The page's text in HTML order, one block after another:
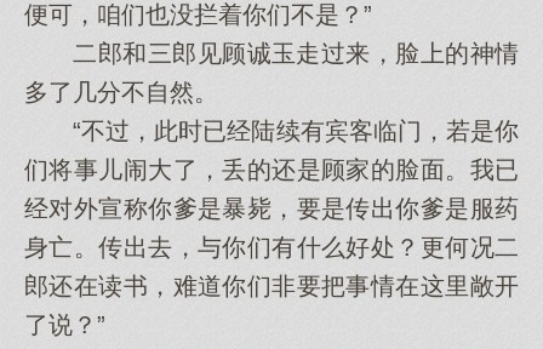
便可，咱们也没拦着你们不是？”
二郎和三郎见顾诚玉走过来，脸上的神情
多了几分不自然。
“不过，此时已经陆续有宾客临门，若是你
们将事儿闹大了，丢的还是顾家的脸面。我已
经对外宣称你爹是暴毙，要是传出你爹是服药
身亡。传出去，与你们有什么好处？更何况二
郎还在读书，难道你们非要把事情在这里敞开
了说？”